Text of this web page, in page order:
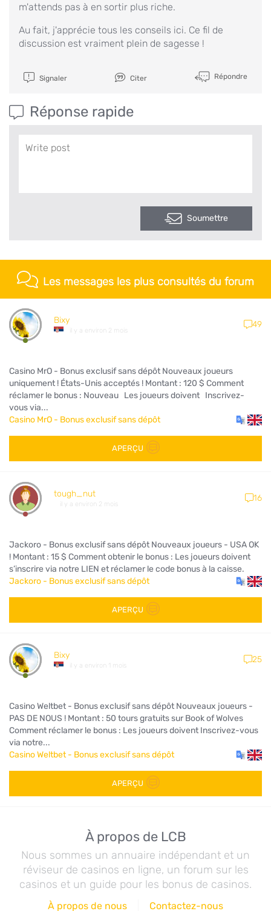
m'attends pas à en sortir plus riche.
Au fait, j'apprécie tous les conseils ici. Ce fil de
discussion est vraiment plein de sagesse !
Signaler Citer Répondre
Réponse rapide
Soumettre
Les messages les plus consultés du forum
Bixy
il y a environ 2 mois
49
Casino MrO - Bonus exclusif sans dépôt Nouveaux joueurs
uniquement ! États-Unis acceptés ! Montant : 120 $ Comment
réclamer le bonus : Nouveau Les joueurs doivent Inscrivez-
vous via...
Casino MrO - Bonus exclusif sans dépôt
APERÇU
tough_nut
il y a environ 2 mois
16
Jackoro - Bonus exclusif sans dépôt Nouveaux joueurs - USA OK
! Montant : 15 $ Comment obtenir le bonus : Les joueurs doivent
s’inscrire via notre LIEN et réclamer le code bonus à la caisse.
Jackoro - Bonus exclusif sans dépôt
APERÇU
Bixy
il y a environ 1 mois
25
Casino Weltbet - Bonus exclusif sans dépôt Nouveaux joueurs -
PAS DE NOUS ! Montant : 50 tours gratuits sur Book of Wolves
Comment réclamer le bonus : Les joueurs doivent Inscrivez-vous
via notre...
Casino Weltbet - Bonus exclusif sans dépôt
APERÇU
À propos de LCB
Nous sommes un annuaire indépendant et un
réviseur de casinos en ligne, un forum sur les
casinos et un guide pour les bonus de casinos.
À propos de nous Contactez-nous